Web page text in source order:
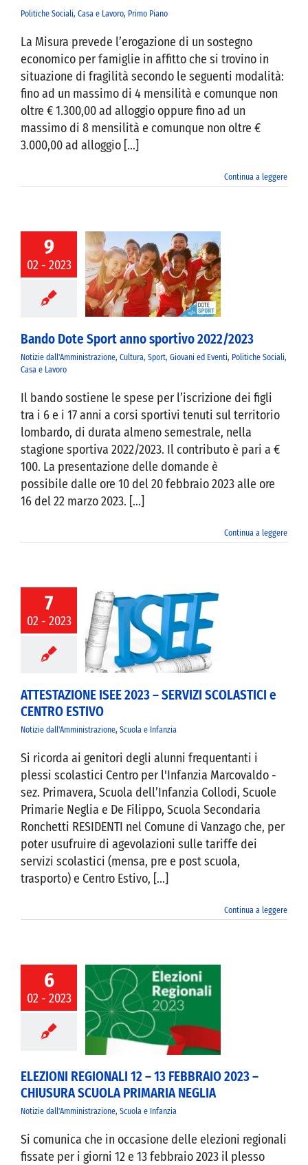
Politiche Sociali, Casa e Lavoro, Primo Piano
La Misura prevede l’erogazione di un sostegno
economico per famiglie in affitto che si trovino in
situazione di fragilità secondo le seguenti modalità:
fino ad un massimo di 4 mensilità e comunque non
oltre € 1.300,00 ad alloggio oppure fino ad un
massimo di 8 mensilità e comunque non oltre €
3.000,00 ad alloggio [...]
Continua a leggere
9
02 - 2023
Dote Sport
sportivo
2023
Bando Dote Sport anno sportivo 2022/2023
Notizie dall'Amministrazione, Cultura, Sport, Giovani ed Eventi, Politiche Sociali,
Casa e Lavoro
Il bando sostiene le spese per l’iscrizione dei figli
tra i 6 e i 17 anni a corsi sportivi tenuti sul territorio
lombardo, di durata almeno semestrale, nella
stagione sportiva 2022/2023. Il contributo è pari a €
100. La presentazione delle domande è
possibile dalle ore 10 del 20 febbraio 2023 alle ore
16 del 22 marzo 2023. [...]
Continua a leggere
7
02 - 2023
ISEE
– SERVIZI
e CENTRO
ATTESTAZIONE ISEE 2023 – SERVIZI SCOLASTICI e
CENTRO ESTIVO
Notizie dall'Amministrazione, Scuola e Infanzia
Si ricorda ai genitori degli alunni frequentanti i
plessi scolastici Centro per l'Infanzia Marcovaldo -
sez. Primavera, Scuola dell’Infanzia Collodi, Scuole
Primarie Neglia e De Filippo, Scuola Secondaria
Ronchetti RESIDENTI nel Comune di Vanzago che, per
poter usufruire di agevolazioni sulle tariffe dei
servizi scolastici (mensa, pre e post scuola,
trasporto) e Centro Estivo, [...]
Continua a leggere
6
02 - 2023
REGIONALI 12
SCUOLA
ELEZIONI REGIONALI 12 – 13 FEBBRAIO 2023 –
CHIUSURA SCUOLA PRIMARIA NEGLIA
Notizie dall'Amministrazione, Scuola e Infanzia
Si comunica che in occasione delle elezioni regionali
fissate per i giorni 12 e 13 febbraio 2023 il plesso